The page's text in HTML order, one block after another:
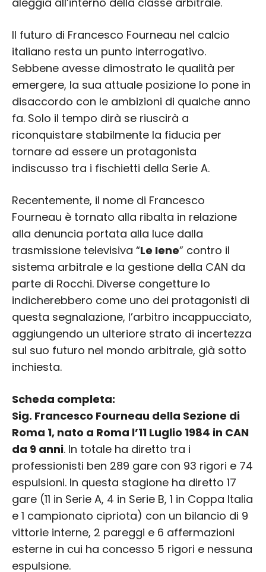
Il futuro di Francesco Fourneau nel calcio
italiano resta un punto interrogativo.
Sebbene avesse dimostrato le qualità per
emergere, la sua attuale posizione lo pone in
disaccordo con le ambizioni di qualche anno
fa. Solo il tempo dirà se riuscirà a
riconquistare stabilmente la fiducia per
tornare ad essere un protagonista
indiscusso tra i fischietti della Serie A.
Recentemente, il nome di Francesco
Fourneau è tornato alla ribalta in relazione
alla denuncia portata alla luce dalla
trasmissione televisiva “Le Iene” contro il
sistema arbitrale e la gestione della CAN da
parte di Rocchi. Diverse congetture lo
indicherebbero come uno dei protagonisti di
questa segnalazione, l’arbitro incappucciato,
aggiungendo un ulteriore strato di incertezza
sul suo futuro nel mondo arbitrale, già sotto
inchiesta.
Scheda completa:
Sig. Francesco Fourneau della Sezione di
Roma 1, nato a Roma l’11 Luglio 1984 in CAN
da 9 anni. In totale ha diretto tra i
professionisti ben 289 gare con 93 rigori e 74
espulsioni. In questa stagione ha diretto 17
gare (11 in Serie A, 4 in Serie B, 1 in Coppa Italia
e 1 campionato cipriota) con un bilancio di 9
vittorie interne, 2 pareggi e 6 affermazioni
esterne in cui ha concesso 5 rigori e nessuna
espulsione.